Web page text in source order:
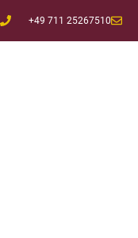
+49 711 25267510